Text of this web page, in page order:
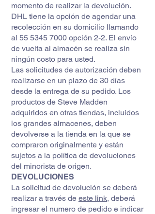
momento de realizar la devolución.
DHL tiene la opción de agendar una
recolección en su domicilio llamando
al 55 5345 7000 opción 2-2. El envío
de vuelta al almacén se realiza sin
ningún costo para usted.
Las solicitudes de autorización deben
realizarse en un plazo de 30 días
desde la entrega de su pedido. Los
productos de Steve Madden
adquiridos en otras tiendas, incluidos
los grandes almacenes, deben
devolverse a la tienda en la que se
compraron originalmente y están
sujetos a la política de devoluciones
del minorista de origen.
DEVOLUCIONES
La solicitud de devolución se deberá
realizar a través de este link, deberá
ingresar el numero de pedido e indicar